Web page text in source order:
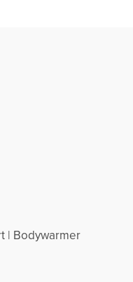
| Bodywarmer